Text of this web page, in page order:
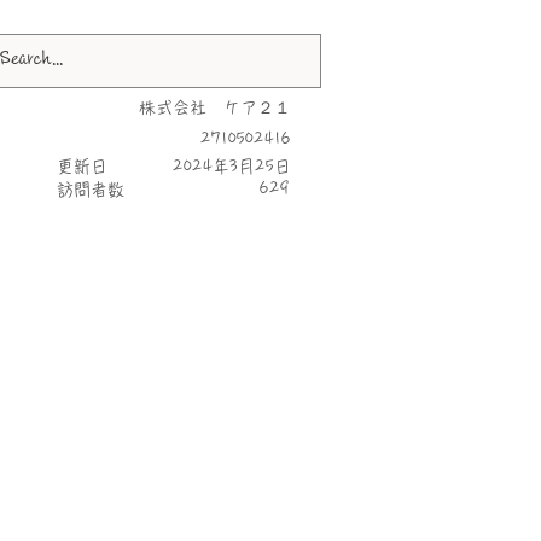
株式会社 ケア２１
2710502416
更新日
2024年3月25日
​訪問者数
629